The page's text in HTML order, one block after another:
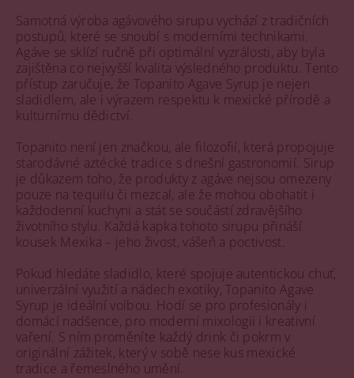
Samotná výroba agávového sirupu vychází z tradičních
postupů, které se snoubí s moderními technikami.
Agáve se sklízí ručně při optimální vyzrálosti, aby byla
zajištěna co nejvyšší kvalita výsledného produktu. Tento
přístup zaručuje, že Topanito Agave Syrup je nejen
sladidlem, ale i výrazem respektu k mexické přírodě a
kulturnímu dědictví.
Topanito není jen značkou, ale filozofií, která propojuje
starodávné aztécké tradice s dnešní gastronomií. Sirup
je důkazem toho, že produkty z agáve nejsou omezeny
pouze na tequilu či mezcal, ale že mohou obohatit i
každodenní kuchyni a stát se součástí zdravějšího
životního stylu. Každá kapka tohoto sirupu přináší
kousek Mexika – jeho živost, vášeň a poctivost.
Pokud hledáte sladidlo, které spojuje autentickou chuť,
univerzální využití a nádech exotiky, Topanito Agave
Syrup je ideální volbou. Hodí se pro profesionály i
domácí nadšence, pro moderní mixologii i kreativní
vaření. S ním proměníte každý drink či pokrm v
originální zážitek, který v sobě nese kus mexické
tradice a řemeslného umění.